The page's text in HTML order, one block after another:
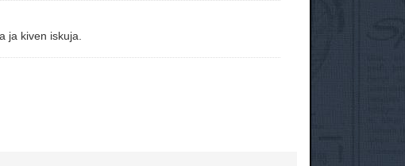
ja kiven iskuja.